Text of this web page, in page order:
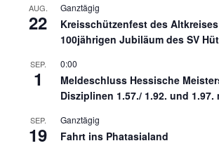
AUG.
22
Ganztägig
Kreisschützenfest des
100jährigen Jubiläum des SV
SEP.
1
0:00
Meldeschluss Hessische
Disziplinen 1.57./ 1.92. und 1.97.
SEP.
19
Ganztägig
Fahrt ins Phatasialand